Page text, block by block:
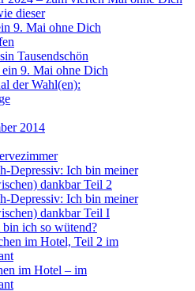
dieser
9. Mai ohne Dich
Tausendschön
9. Mai ohne Dich
der Wahl(en):
2014
Depressiv: Ich bin meiner
dankbar Teil 2
Depressiv: Ich bin meiner
dankbar Teil I
ich so wütend?
im Hotel, Teil 2 im
im Hotel – im